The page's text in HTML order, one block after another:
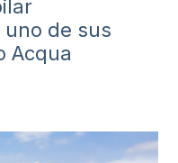
de sus
Acqua